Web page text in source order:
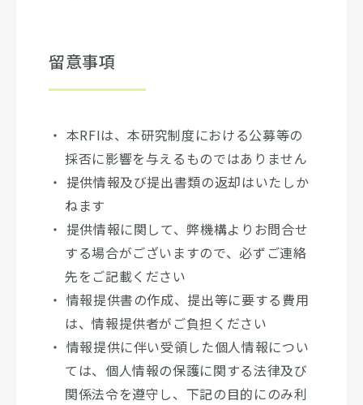
留意事項
本RFIは、本研究制度における公募等の
採否に影響を与えるものではありません
提供情報及び提出書類の返却はいたしか
ねます
提供情報に関して、弊機構よりお問合せ
する場合がございますので、必ずご連絡
先をご記載ください
情報提供書の作成、提出等に要する費用
は、情報提供者がご負担ください
情報提供に伴い受領した個人情報につい
ては、個人情報の保護に関する法律及び
関係法令を遵守し、下記の目的にのみ利